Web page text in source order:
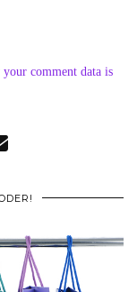
comment data is